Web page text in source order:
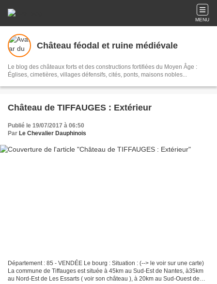
MENU
Château féodal et ruine médiévale
Le blog des châteaux forts et des constructions fortifiées du Moyen Âge :
Églises, cimetières, villages défensifs, cités, ponts, maisons nobles...
Château de TIFFAUGES : Extérieur
Publié le 19/07/2017 à 06:50
Par Le Chevalier Dauphinois
Département : 85 - VENDÉE Le bourg : Situation : (--> le voir sur une carte)
La commune de Tiffauges est située à 45km au Sud-Est de Nantes, à35km
au Nord-Est de Les Essarts ( voir son château ), à 20km au Sud-Ouest de